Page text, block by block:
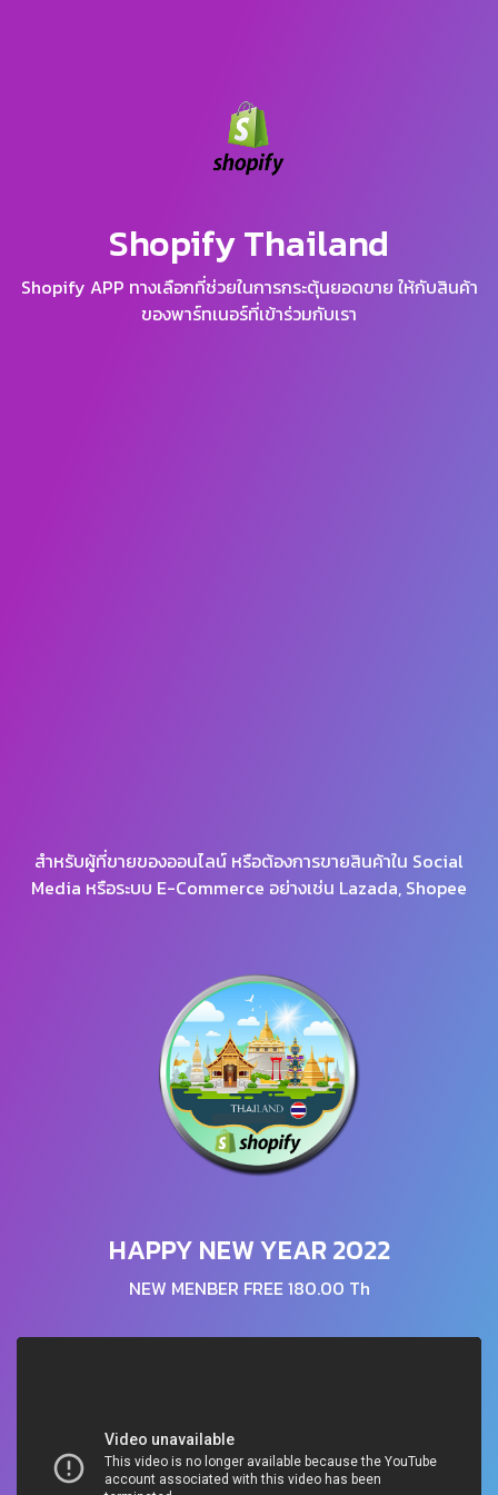
Shopify Thailand
Shopify APP ทางเลือกที่ช่วยในการกระตุ้นยอดขาย ให้กับสินค้า
ของพาร์ทเนอร์ที่เข้าร่วมกับเรา
สำหรับผู้ที่ขายของออนไลน์ หรือต้องการขายสินค้าใน Social
Media หรือระบบ E-Commerce อย่างเช่น Lazada, Shopee
HAPPY NEW YEAR 2022
NEW MENBER FREE 180.00 Th